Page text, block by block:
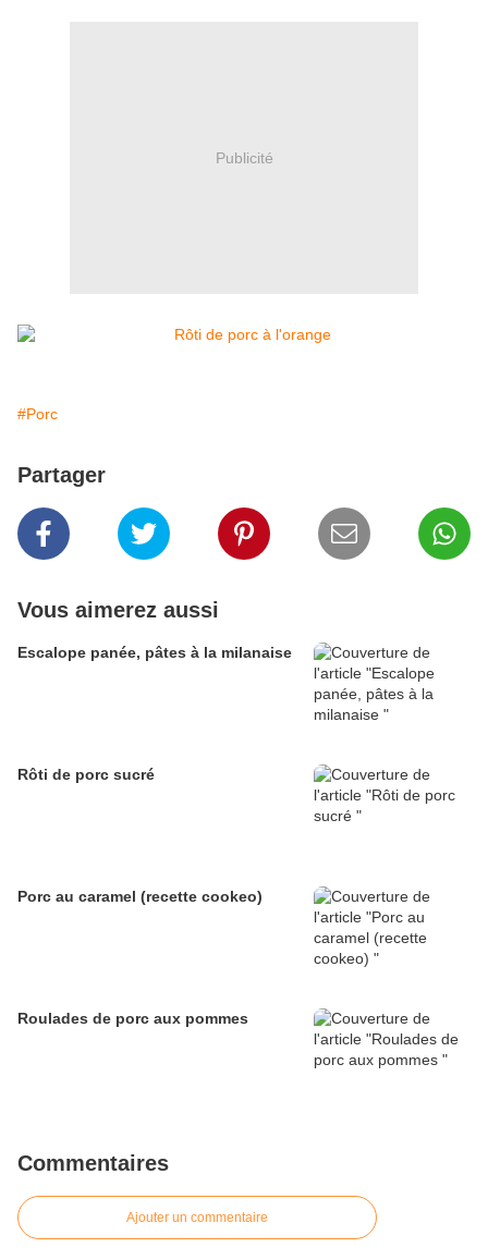
Publicité
#Porc
Partager
Vous aimerez aussi
Escalope panée, pâtes à la milanaise
Rôti de porc sucré
Porc au caramel (recette cookeo)
Roulades de porc aux pommes
Commentaires
Ajouter un commentaire